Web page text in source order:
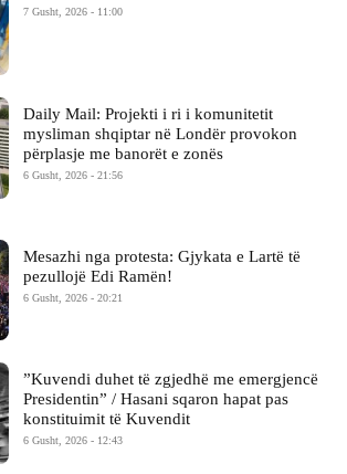
7 Gusht, 2026 - 11:00
Daily Mail: Projekti i ri i komunitetit
mysliman shqiptar në Londër provokon
përplasje me banorët e zonës
6 Gusht, 2026 - 21:56
Mesazhi nga protesta: Gjykata e Lartë të
pezullojë Edi Ramën!
6 Gusht, 2026 - 20:21
​”Kuvendi duhet të zgjedhë me emergjencë
Presidentin” / Hasani sqaron hapat pas
konstituimit të Kuvendit
6 Gusht, 2026 - 12:43